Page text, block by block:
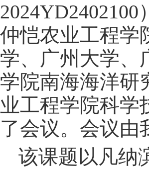
仲恺农业工程学
学、广州大学、
学院南海海洋研
业工程学院科学
了会议。会议由
该课题以凡纳